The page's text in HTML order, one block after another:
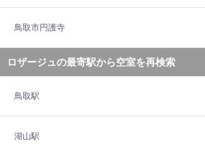
鳥取市円護寺
ロザージュの最寄駅から空室を再検索
鳥取駅
湖山駅